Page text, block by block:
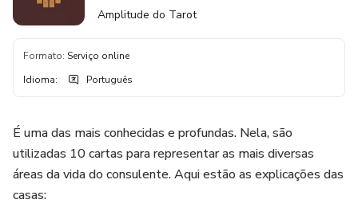
Amplitude do Tarot
Formato: Serviço online
Idioma: Português
É uma das mais conhecidas e profundas. Nela, são
utilizadas 10 cartas para representar as mais diversas
áreas da vida do consulente. Aqui estão as explicações das
casas: